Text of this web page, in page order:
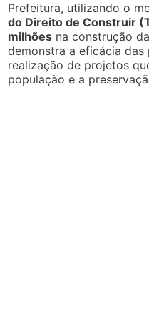
Prefeitura, utilizando o
do Direito de Construir
milhões na construção
demonstra a eficácia
realização de projetos
população e a